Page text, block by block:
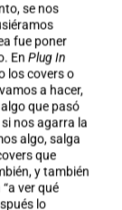
se nos
fue poner
En Plug In
los covers o
a hacer,
que pasó
nos agarra la
algo, salga
que
y también
ver qué
lo